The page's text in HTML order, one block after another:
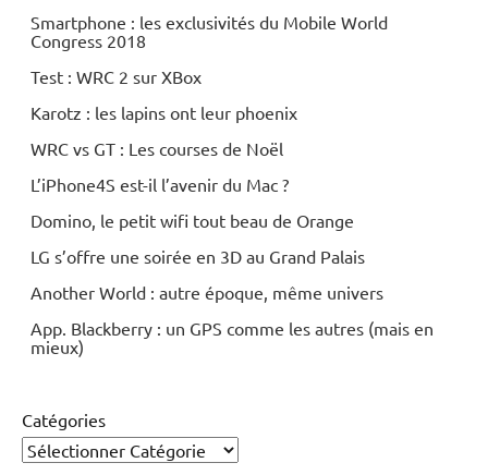
Fi
Smartphone : les exclusivités du Mobile World
Congress 2018
Test : WRC 2 sur XBox
Karotz : les lapins ont leur phoenix
WRC vs GT : Les courses de Noël
L’iPhone4S est-il l’avenir du Mac ?
Domino, le petit wifi tout beau de Orange
LG s’offre une soirée en 3D au Grand Palais
Another World : autre époque, même univers
App. Blackberry : un GPS comme les autres (mais en
mieux)
Catégories